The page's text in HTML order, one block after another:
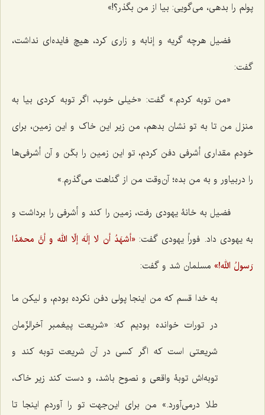
پولم را بدهی، می‌گویی: بیا از من بگذر؟!»
فضیل هرچه گریه و إنابه و زاری کرد، هیچ فایده‌ای نداشت،
گفت:
«من توبه کردم.» گفت: «خیلی خوب، اگر توبه کردی بیا به
منزل من تا به تو نشان بدهم، من زیر این خاک و این زمین، برای
خودم مقداری أشرفی دفن کردم، تو این زمین را بکَن و آن أشرفی‌ها
را دربیاور و به من بده؛ آن‌وقت من از گناهت می‌گذرم.»
فضیل به خانۀ یهودی رفت، زمین را کند و أشرفی را برداشت و
به یهودی داد. فوراً یهودی گفت:«أشهَدُ أن لا إلَهَ إلّا الله و أنَّ محمّدًا
رَسولُ الله!» مسلمان شد و گفت:
به خدا قسم که من اینجا پولی دفن نکرده بودم، و لیکن ما
در تورات خوانده بودیم که: «شریعت پیغمبر آخرالزّمان
شریعتی است که اگر کسی در آن شریعت توبه کند و
توبه‌اش توبۀ واقعی و نصوح باشد، و دست کند زیر خاک،
طلا درمی‌آورد.» من برای این‌جهت تو را آوردم اینجا تا